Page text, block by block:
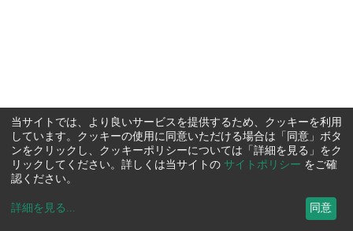
当サイトでは、より良いサービスを提供するため、クッキーを利用
しています。クッキーの使用に同意いただける場合は「同意」ボタ
ンをクリックし、クッキーポリシーについては「詳細を見る」をク
リックしてください。詳しくは当サイトの サイトポリシー をご確
認ください。
詳細を見る ... 同意